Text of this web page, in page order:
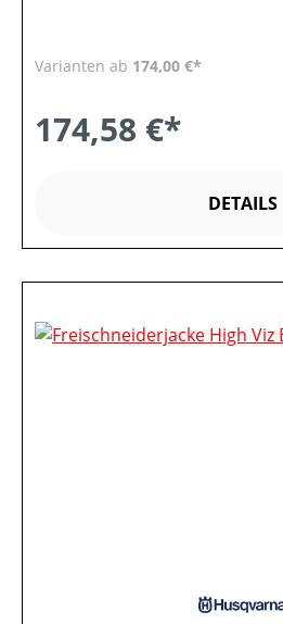
Varianten ab 174,00 €*
174,58 €*
DETAILS